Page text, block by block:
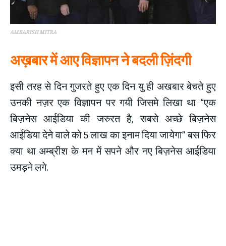
AMBARISH MITRA
अख़बार में आए विज्ञापन ने बदली ज़िंदगी
इसी तरह से दिन गुजरते हुए एक दिन यु ही अखबार बेचते हुए
उनकी नज़र एक विज्ञापन पर गयी जिसमे लिखा था “एक
बिज़नेस आईडिया की जरुरत है, सबसे अच्छे बिज़नेस
आईडिया देने वाले को 5 लाख का इनाम दिया जायेगा” बस फिर
क्या था अम्ब्रीश के मन में सपने और नए बिज़नेस आईडिया
उमड़ने लगे.